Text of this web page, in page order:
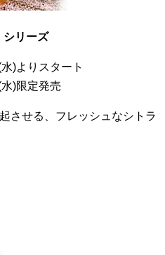
シリーズ
)よりスタート
)限定発売
させる、フレッシュなシトラ